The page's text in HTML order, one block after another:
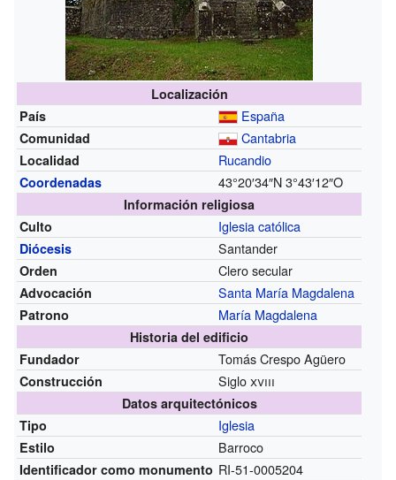
Localización
País
España
Comunidad Cantabria
Localidad Rucandio
Coordenadas 43°20′34″N3°43′12″O
Información religiosa
Culto
Iglesia católica
Diócesis Santander
Orden Clero secular
Advocación Santa María Magdalena
Patrono María Magdalena
Historia del edificio
Fundador
Tomás Crespo Agüero
Construcción Sigloxviii
Datos arquitectónicos
Tipo
Iglesia
Estilo Barroco
Identificador como monumento RI-51-0005204